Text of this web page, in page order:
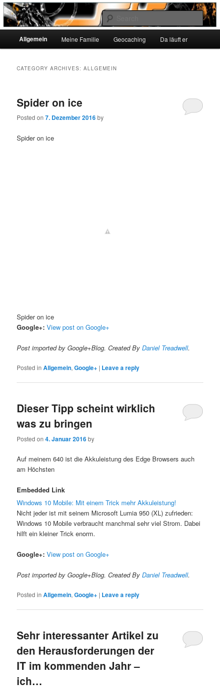
SvenHintz.de
Skip
content
Skip
content
Allgemein Meine Familie Geocaching Da läuft er
CATEGORY ARCHIVES:ALLGEMEIN
Spider on ice
Posted on7. Dezember 2016by
Spider on ice
Spider on ice
Google+: View post on Google+
Post imported by Google+Blog. Created ByDaniel Treadwell.
Posted in Allgemein,Google+ | Leave a reply
Dieser Tipp scheint wirklich
was zu bringen
Posted on4. Januar 2016by
Auf meinem 640 ist die Akkuleistung des Edge Browsers auch
am Höchsten
Embedded Link
Windows 10 Mobile: Mit einem Trick mehr Akkuleistung!
Nicht jeder ist mit seinem Microsoft Lumia 950 (XL) zufrieden:
Windows 10 Mobile verbraucht manchmal sehr viel Strom. Dabei
hilft ein kleiner Trick enorm.
Google+: View post on Google+
Post imported by Google+Blog. Created ByDaniel Treadwell.
Posted in Allgemein,Google+ | Leave a reply
Sehr interessanter Artikel zu
den Herausforderungen der
IT im kommenden Jahr –
ich…